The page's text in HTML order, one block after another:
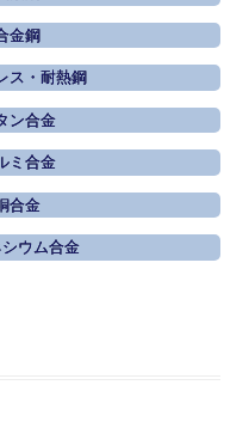
金鋼
ス・耐熱鋼
ン合金
ミ合金
合金
ウム合金